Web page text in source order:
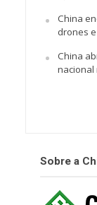
China
drones
China
nacional
Sobre a